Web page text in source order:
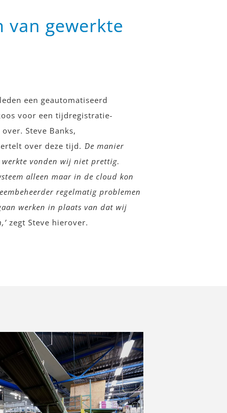
van gewerkte
een geautomatiseerd
voor een tijdregistratie-
Steve Banks,
over deze tijd. ´De manier
vonden wij niet prettig.
alleen maar in de cloud kon
regelmatig problemen
werken in plaats van dat wij
zegt Steve hierover.